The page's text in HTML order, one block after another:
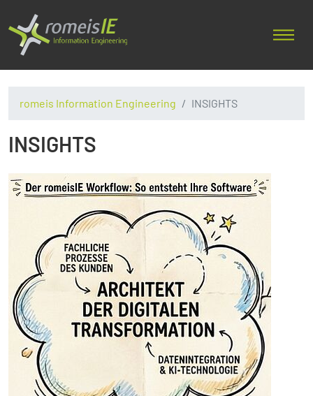
romeis Information Engineering INSIGHTS
INSIGHTS